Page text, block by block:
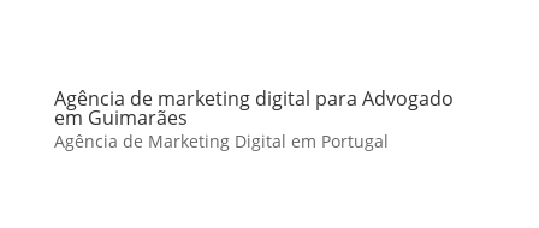
Agência de marketing digital para Advogado
em Guimarães
Agência de Marketing Digital em Portugal